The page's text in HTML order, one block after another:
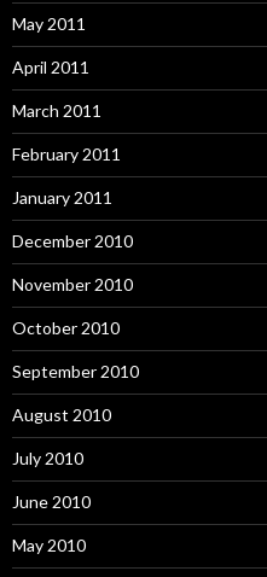
May 2011
April 2011
March 2011
February 2011
January 2011
December 2010
November 2010
October 2010
September 2010
August 2010
July 2010
June 2010
May 2010